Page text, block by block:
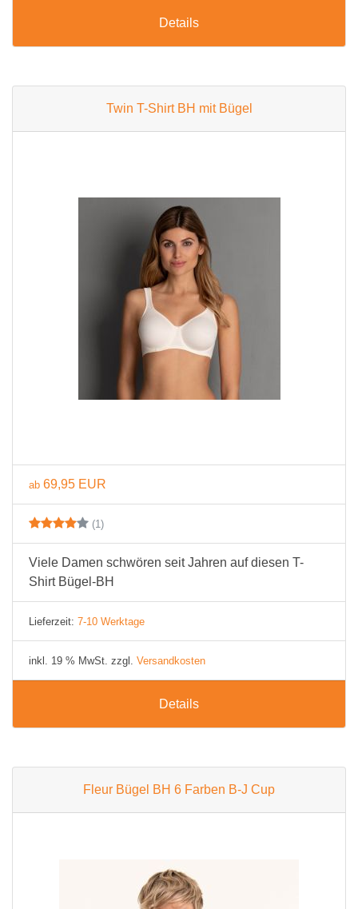
Details
Twin T-Shirt BH mit Bügel
ab 69,95 EUR
(1)
Viele Damen schwören seit Jahren auf diesen T-
Shirt Bügel-BH
Lieferzeit: 7-10 Werktage
inkl. 19 % MwSt. zzgl. Versandkosten
Details
Fleur Bügel BH 6 Farben B-J Cup